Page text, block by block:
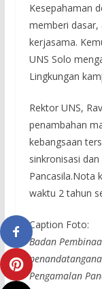
Kesepahaman
memberi dasar,
kerjasama.
UNS Solo
Lingkungan
Rektor UNS,
penambahan
kebangsaan
sinkronisasi
Pancasila.Nota
waktu 2 tahun
Caption Foto:
Badan
Pengamalan